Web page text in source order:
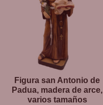
Figura san Antonio de
Padua, madera de arce,
varios tamaños